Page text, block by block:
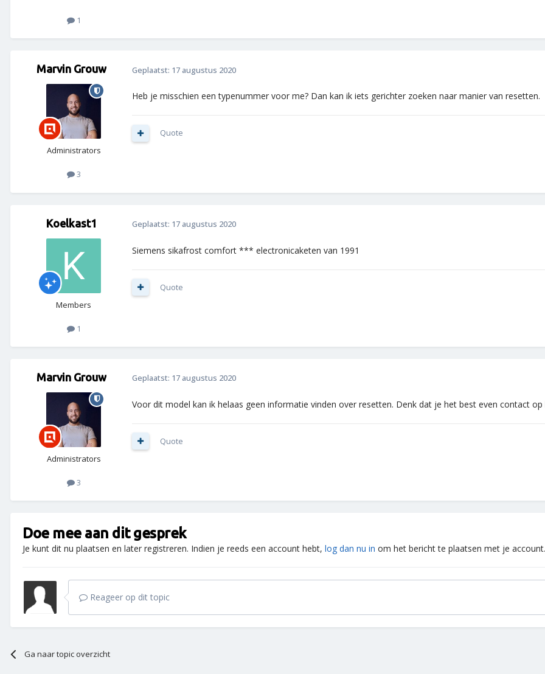
1
Marvin Grouw
Administrators
3
Geplaatst: 17 augustus 2020
Heb je misschien een typenummer voor me? Dan kan ik iets gerichter zoeken naar manier van resetten.
Quote
Koelkast1
Members
1
Geplaatst: 17 augustus 2020
Siemens sikafrost comfort *** electronicaketen van 1991
Quote
Marvin Grouw
Administrators
3
Geplaatst: 17 augustus 2020
Voor dit model kan ik helaas geen informatie vinden over resetten. Denk dat je het best even contact
Quote
Doe mee aan dit gesprek
Je kunt dit nu plaatsen en later registreren. Indien je reeds een account hebt, log dan nu in om het bericht te plaatsen met je account.
Reageer op dit topic
Ga naar topic overzicht